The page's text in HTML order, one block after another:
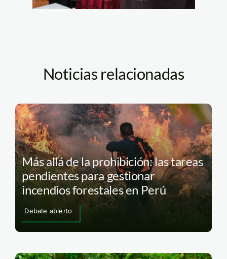
Noticias relacionadas
Más allá de la prohibición: las tareas
pendientes para gestionar
incendios forestales en Perú
Debate abierto